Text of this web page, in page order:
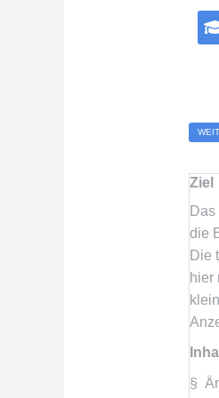
Ziel
die
Die
hier
§